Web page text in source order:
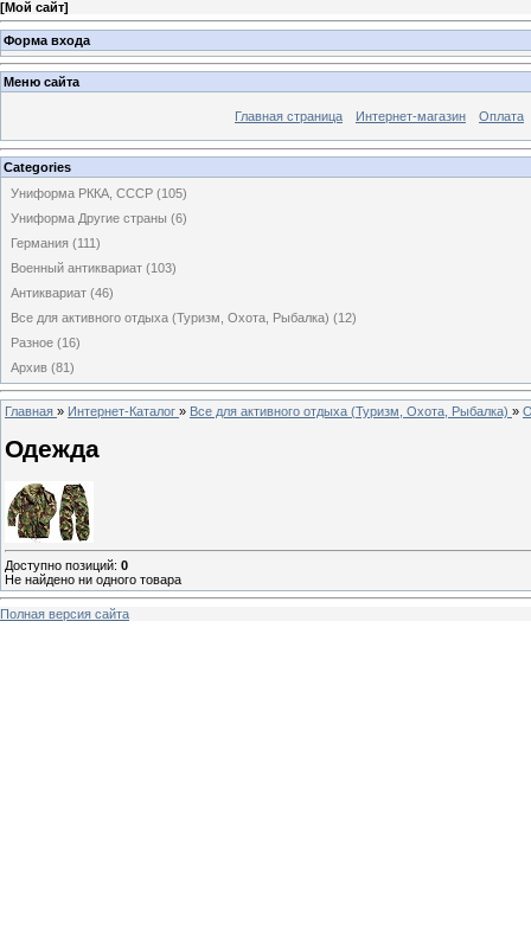
[Мой сайт]
Форма входа
Меню сайта
Главная страница Интернет-магазин Оплата
Categories
Униформа РККА, СССР (105)
Униформа Другие страны (6)
Германия (111)
Военный антиквариат (103)
Антиквариат (46)
Все для активного отдыха (Туризм, Охота, Рыбалка) (12)
Разное (16)
Архив (81)
Главная » Интернет-Каталог » Все для активного отдыха (Туризм, Охота, Рыбалка) »
Одежда
Доступно позиций: 0
Не найдено ни одного товара
Полная версия сайта